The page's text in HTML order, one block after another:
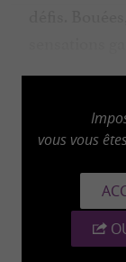
défis.
sensations
vous invite
une
jeunes (de2
jeux
vous vous